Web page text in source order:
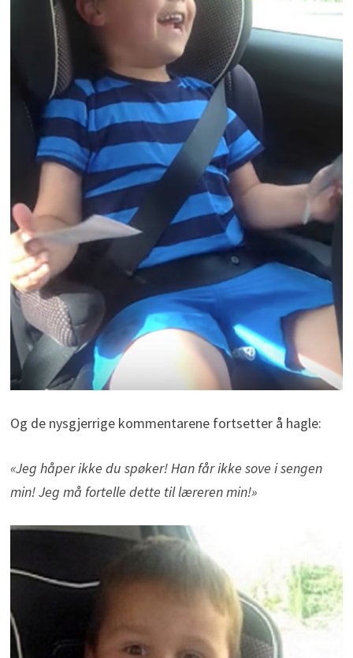
Og de nysgjerrige kommentarene fortsetter å hagle:
«Jeg håper ikke du spøker! Han får ikke sove i sengen
min! Jeg må fortelle dette til læreren min!»